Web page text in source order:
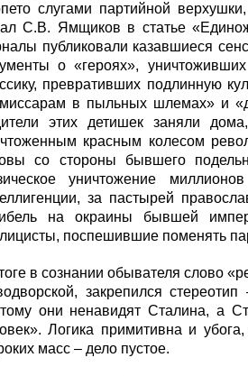
слугами партийной
С.В. Ямщиков в статье
публиковали казавшиеся
о «героях»,
превративших подлинную
в пыльных шлемах» и
этих детишек заняли
красным колесом
со стороны бывшего
уничтожение
за пастырей
на окраины бывшей
поспешившие поменять
в сознании обывателя слово
закрепился
они ненавидят Сталина, а
Логика примитивна и
масс – дело пустое.